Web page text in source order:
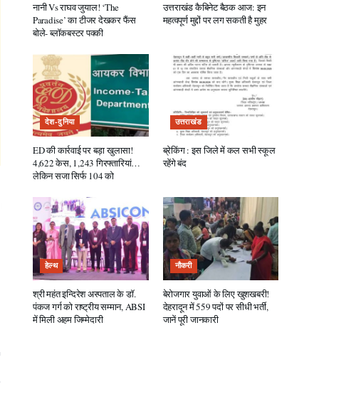
नानी Vs राघव जुयाल! ‘The
Paradise’ का टीजर देखकर फैंस
बोले- ब्लॉकबस्टर पक्की
उत्तराखंड कैबिनेट बैठक आज: इन
महत्वपूर्ण मुद्दों पर लग सकती है मुहर
देश-दुनिया
ED की कार्रवाई पर बड़ा खुलासा!
4,622 केस, 1,243 गिरफ्तारियां…
लेकिन सजा सिर्फ 104 को
उत्तराखंड
ब्रेकिंग : इस जिले में कल सभी स्कूल
रहेंगे बंद
हेल्थ
श्री महंत इन्दिरेश अस्पताल के डॉ.
पंकज गर्ग को राष्ट्रीय सम्मान, ABSI
में मिली अहम जिम्मेदारी
नौकरी
बेरोजगार युवाओं के लिए खुशखबरी!
देहरादून में 559 पदों पर सीधी भर्ती,
जानें पूरी जानकारी